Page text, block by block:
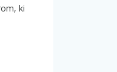
ki